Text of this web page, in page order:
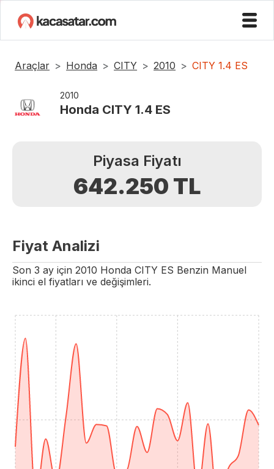
Araçlar Honda CITY 2010 CITY 1.4 ES
2010
Honda CITY 1.4 ES
Piyasa Fiyatı
642.250 TL
Fiyat Analizi
Son 3 ay için 2010 Honda CITY ES Benzin Manuel
ikinci el fiyatları ve değişimleri.